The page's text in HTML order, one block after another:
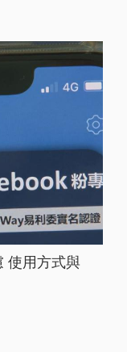
使用方式與